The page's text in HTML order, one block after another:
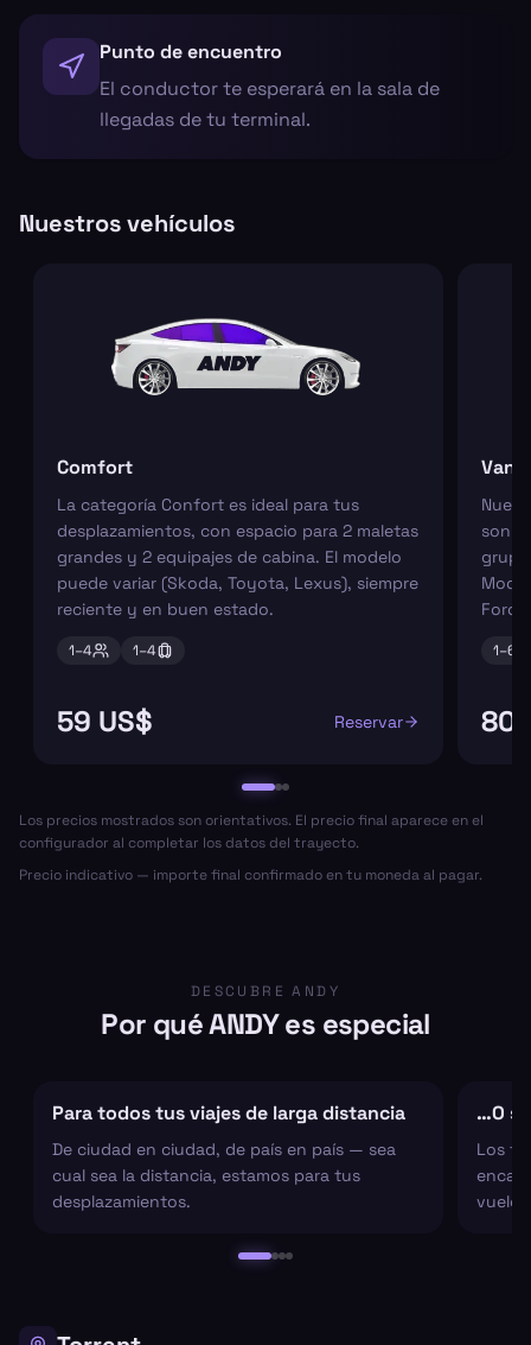
Punto de encuentro
El conductor te esperará en la sala de
llegadas de tu terminal.
Nuestros vehículos
Comfort
La categoría Confort es ideal para tus
desplazamientos, con espacio para 2 maletas
grandes y 2 equipajes de cabina. El modelo
puede variar (Skoda, Toyota, Lexus), siempre
reciente y en buen estado.
1–4 1–4
59 US$ Reservar
Van
son
Ford
1–6
80
Los precios mostrados son orientativos. El precio final aparece en el
configurador al completar los datos del trayecto.
Precio indicativo — importe final confirmado en tu moneda al pagar.
DESCUBRE ANDY
Por qué ANDY es especial
Para todos tus viajes de larga distancia
De ciudad en ciudad, de país en país — sea
cual sea la distancia, estamos para tus
desplazamientos.
…O
Los
vuelo